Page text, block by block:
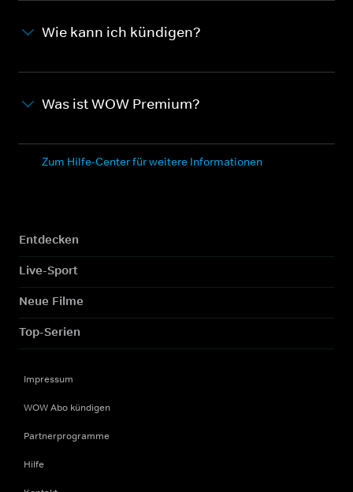
Wie kann ich kündigen?
Was ist WOW Premium?
Zum Hilfe-Center für weitere Informationen
Entdecken
Live-Sport
Neue Filme
Top-Serien
Impressum
WOW Abo kündigen
Partnerprogramme
Hilfe